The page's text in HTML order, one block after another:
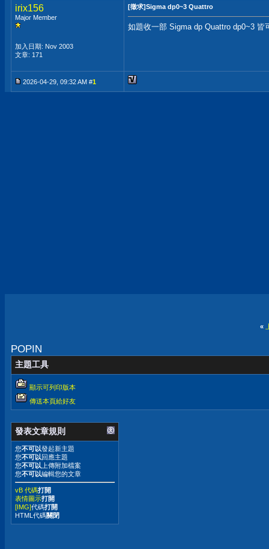
irix156
Major Member
加入日期: Nov 2003
文章: 171
[徵求]Sigma dp0~3 Quattro
如題收一部 Sigma dp Quattro dp0~3
2026-04-29, 09:32 AM #1
«
POPIN
主題工具
顯示可列印版本
傳送本頁給好友
發表文章規則
您不可以發起新主題
您不可以回應主題
您不可以 上傳附加檔案
您不可以編輯您的文章
vB 代碼打開
表情圖示打開
[IMG]代碼打開
HTML代碼關閉